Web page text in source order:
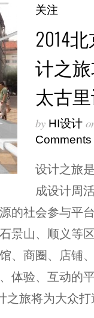
关注
2014
计之
太古
by HI设计
Comments
设计之旅
成设计周
的社会参与平
景山、顺义等
、商圈、店铺
体验、互动的
之旅将为大众